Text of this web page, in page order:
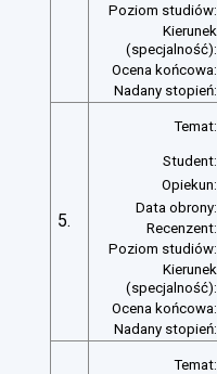
Poziom studiów:
Kierunek
(specjalność):
Ocena końcowa:
Nadany stopień:
5.
Temat:
Student:
Opiekun:
Data obrony:
Recenzent:
Poziom studiów:
Kierunek
(specjalność):
Ocena końcowa:
Nadany stopień:
Temat: